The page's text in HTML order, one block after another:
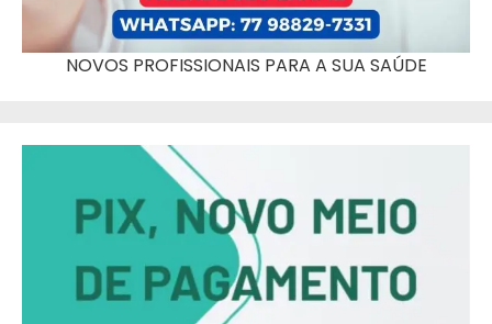
NOVOS PROFISSIONAIS PARA A SUA SAÚDE